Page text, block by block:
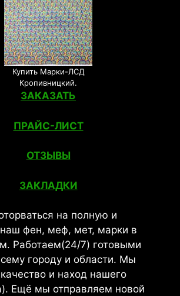
Купить Марки-ЛСД
Кропивницкий.
ЗАКАЗАТЬ
ПРАЙС-ЛИСТ
ОТЗЫВЫ
ЗАКЛАДКИ
на полную и
наш фен, меф, мет, марки в
Работаем(24/7) готовыми
городу и области. Мы
и наход нашего
Ещё мы отправляем новой